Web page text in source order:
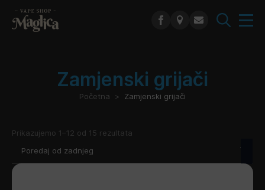
Zamjenski grijači
Početna Zamjenski grijači
Prikazujemo 1–12 od 15 rezultata